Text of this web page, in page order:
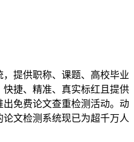
，提供职称、课题、高校毕业
捷、精准、真实标红且提供
免费论文查重检测活动。动
文检测系统现已为超千万人